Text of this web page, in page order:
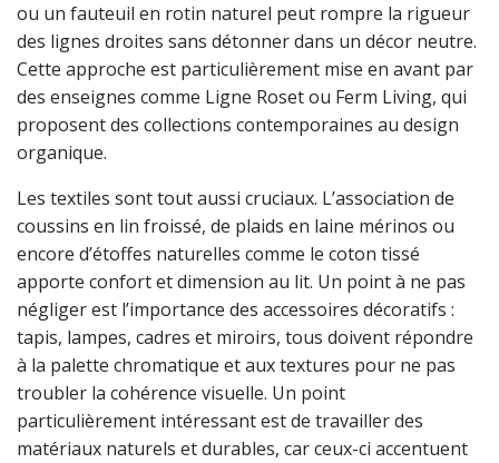
ou un fauteuil en rotin naturel peut rompre la rigueur
des lignes droites sans détonner dans un décor neutre.
Cette approche est particulièrement mise en avant par
des enseignes comme Ligne Roset ou Ferm Living, qui
proposent des collections contemporaines au design
organique.
Les textiles sont tout aussi cruciaux. L’association de
coussins en lin froissé, de plaids en laine mérinos ou
encore d’étoffes naturelles comme le coton tissé
apporte confort et dimension au lit. Un point à ne pas
négliger est l’importance des accessoires décoratifs :
tapis, lampes, cadres et miroirs, tous doivent répondre
à la palette chromatique et aux textures pour ne pas
troubler la cohérence visuelle. Un point
particulièrement intéressant est de travailler des
matériaux naturels et durables, car ceux-ci accentuent